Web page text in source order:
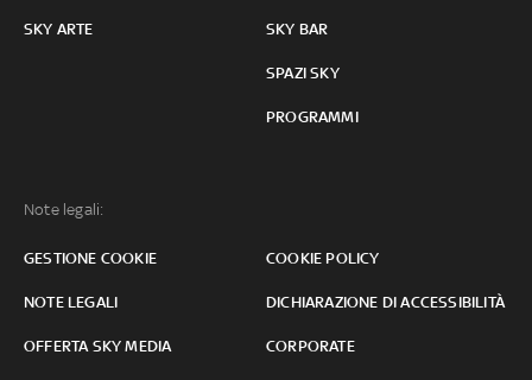
SKY ARTE SKY BAR
SPAZI SKY
PROGRAMMI
Note legali:
GESTIONE COOKIE COOKIE POLICY
NOTE LEGALI DICHIARAZIONE DI ACCESSIBILITÀ
OFFERTA SKY MEDIA CORPORATE